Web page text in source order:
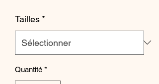
Tailles *
Quantité *